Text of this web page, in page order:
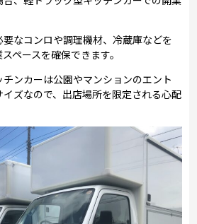
なコンロや調理機材、冷蔵庫などを
ペースを確保できます。
ンカーは公園やマンションのエント
ズなので、出店場所を限定される心配